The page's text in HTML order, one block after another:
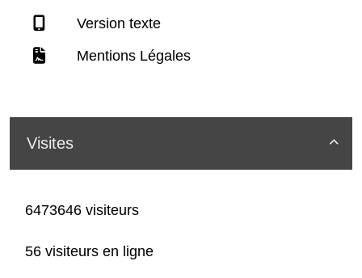
Version texte
Mentions Légales

Visites
6473646 visiteurs
56 visiteurs en ligne